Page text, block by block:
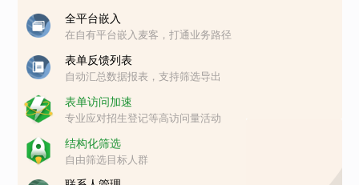
全平台嵌入
在自有平台嵌入麦客，打通业务路径
表单反馈列表
自动汇总数据报表，支持筛选导出
表单访问加速
专业应对招生登记等高访问量活动
结构化筛选
自由筛选目标人群